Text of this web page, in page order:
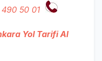
490 50 01
Yol Tarifi Al